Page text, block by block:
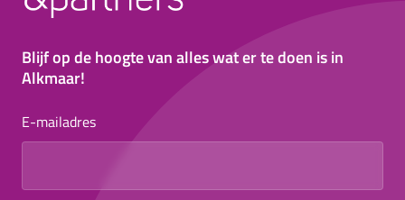
Blijf op de hoogte van alles wat er te doen is in
Alkmaar!
E-mailadres